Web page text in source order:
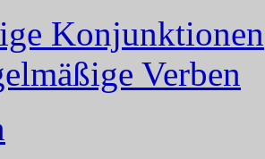
Konjunktionen
Verben